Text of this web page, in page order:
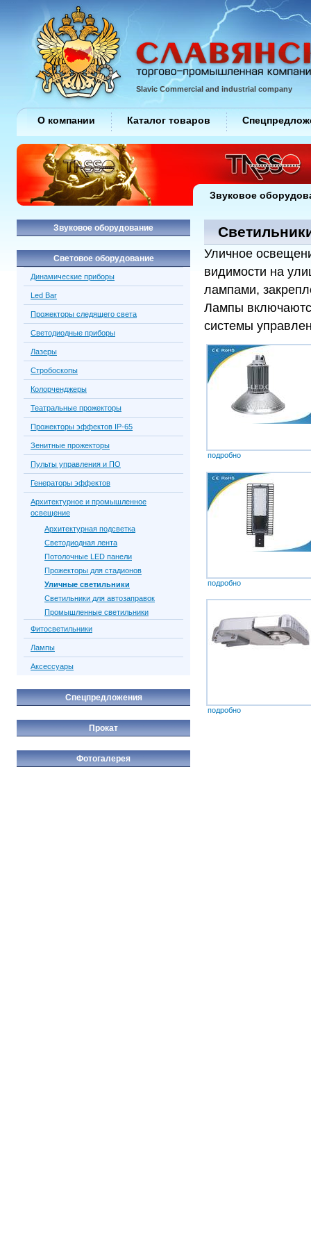
Уличное
видимости на
лампами,
Лампы
системы
подробно
подробно
подробно
Звуковое оборудование
Световое оборудование
Динамические приборы
Led Bar
Прожекторы следящего света
Светодиодные приборы
Лазеры
Стробоскопы
Колорченджеры
Театральные прожекторы
Прожекторы эффектов IP-65
Зенитные прожекторы
Пульты управления и ПО
Генераторы эффектов
Архитектурное и промышленное
освещение
Архитектурная подсветка
Светодиодная лента
Потолочные LED панели
Прожекторы для стадионов
Уличные светильники
Светильники для автозаправок
Промышленные светильники
Фитосветильники
Лампы
Аксессуары
Спецпредложения
Прокат
Фотогалерея
Slavic Commercial and industrial company
О компании Каталог товаров
Звуковое